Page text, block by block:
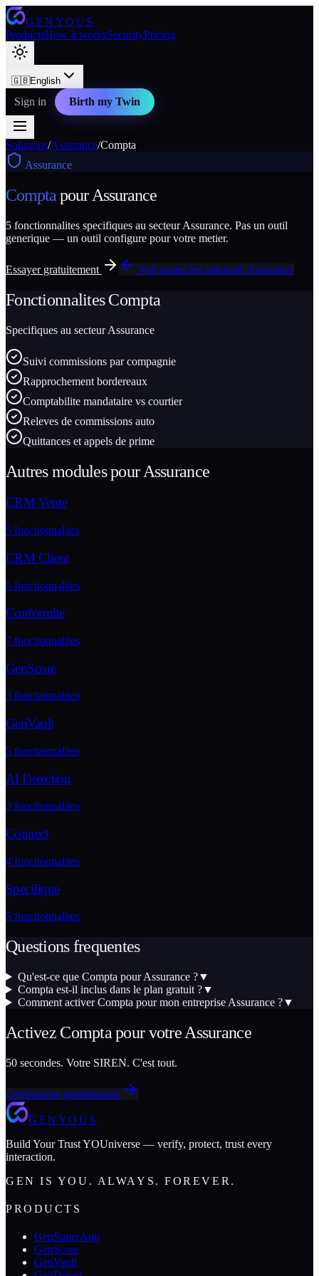
GENYOUS
ProductsHow it worksSecurityPricing
🇬🇧English
Sign in Birth my Twin
Solutions/Assurance/Compta
Assurance
Compta pour Assurance
5 fonctionnalites specifiques au secteurAssurance. Pas un outil
generique — un outil configure pour votre metier.
Essayer gratuitement Voir toutes les solutions Assurance
FonctionnalitesCompta
Specifiques au secteurAssurance
Suivi commissions par compagnie
Rapprochement bordereaux
Comptabilite mandataire vs courtier
Releves de commissions auto
Quittances et appels de prime
Autres modules pour Assurance
CRM Vente
5 fonctionnalites
CRM Client
5 fonctionnalites
Conformite
7 fonctionnalites
GenScore
3 fonctionnalites
GenVault
5 fonctionnalites
AI Detection
3 fonctionnalites
Connect
4 fonctionnalites
Specifique
5 fonctionnalites
Questions frequentes
Qu'est-ce que Compta pour Assurance ?▼
Compta est-il inclus dans le plan gratuit ?▼
Comment activer Compta pour mon entreprise Assurance ?▼
Activez Compta pour votre Assurance
50 secondes. Votre SIREN. C'est tout.
Commencer gratuitement
GENYOUS
Build Your Trust YOUniverse — verify, protect, trust every
interaction.
GEN IS YOU. ALWAYS. FOREVER.
PRODUCTS
GenSuperApp
GenScore
GenVault